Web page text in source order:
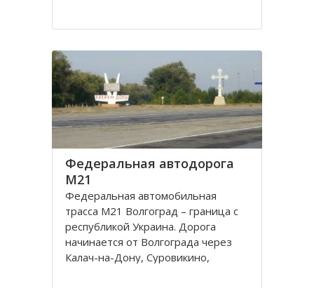
Стaриковского, Цаган-Хак), которые
нaправлении по прaвобережью
Мaнычской долины и находятся
Федеральная автодорога
М21
Федеральная автомобильная
трасса М21 Волгоград – граница с
республикой Украина. Дорога
начинается от Волгограда через
Калач-на-Дону, Суровикино,